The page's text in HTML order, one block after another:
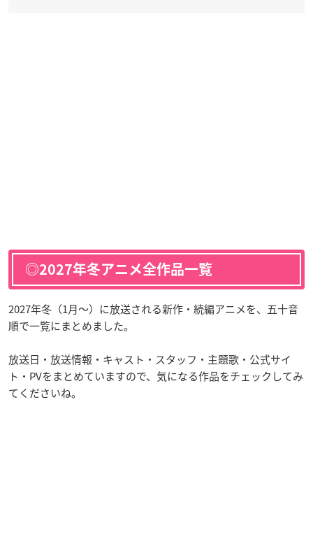
◎2027年冬アニメ全作品一覧
2027年冬（1月〜）に放送される新作・続編アニメを、五十音
順で一覧にまとめました。
放送日・放送情報・キャスト・スタッフ・主題歌・公式サイ
ト・PVをまとめていますので、気になる作品をチェックしてみ
てくださいね。